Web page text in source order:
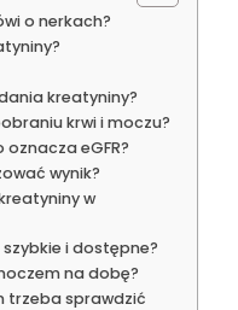
o nerkach?
kreatyniny?
krwi i moczu?
eGFR?
wynik?
w
i dostępne?
na dobę?
trzeba sprawdzić